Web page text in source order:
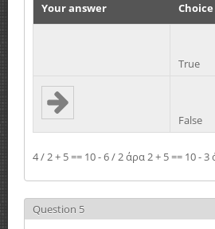
Your answer Choice
True
False
4 / 2 + 5 == 10 - 6 / 2 άρα 2 + 5 == 10 -
Question 5